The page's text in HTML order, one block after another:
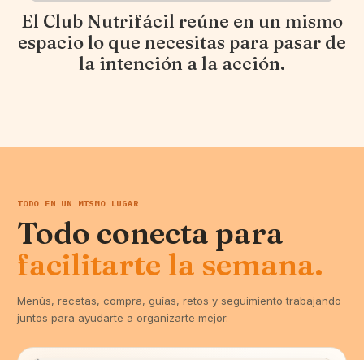
El Club Nutrifácil reúne en un mismo
espacio lo que necesitas para pasar de
la intención a la acción.
TODO EN UN MISMO LUGAR
Todo conecta para
facilitarte la semana.
Menús, recetas, compra, guías, retos y seguimiento trabajando
juntos para ayudarte a organizarte mejor.